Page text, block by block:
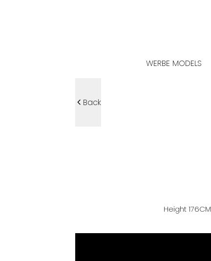
WERBE MODELS
Back
Height176CM